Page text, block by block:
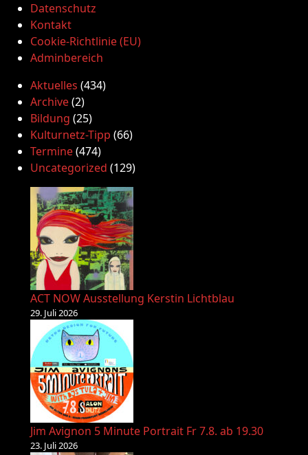
Datenschutz
Kontakt
Cookie-Richtlinie (EU)
Adminbereich
Aktuelles (434)
Archive(2)
Bildung (25)
Kulturnetz-Tipp (66)
Termine(474)
Uncategorized (129)
ACT NOW Ausstellung Kerstin Lichtblau
29. Juli 2026
Jim Avignon 5 Minute Portrait Fr 7.8. ab 19.30
23. Juli 2026